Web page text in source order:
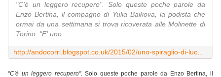
"C'è un leggero recupero". Solo queste poche parole da
Enzo Bertina, il compagno di Yulia Baikova, la podista che
ormai da una settimana si trova ricoverata alle Molinette di
Torino. "E' uno ...
"C'è un leggero recupero". Solo queste poche parole da Enzo Bertina, il